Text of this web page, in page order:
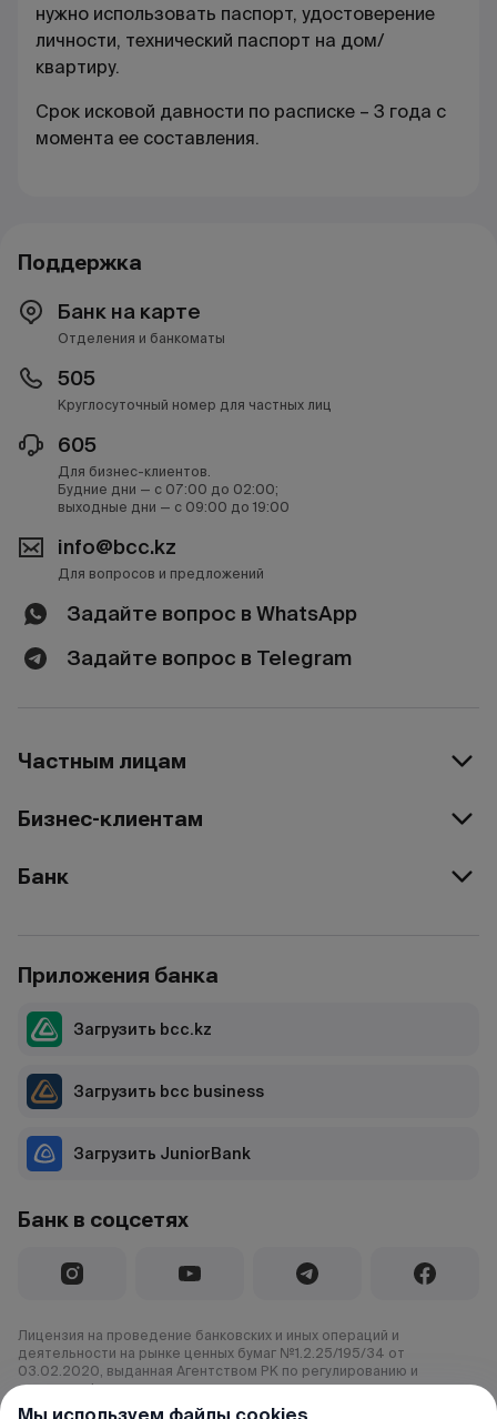
нужно использовать паспорт, удостоверение
личности, технический паспорт на дом/
квартиру.
Срок исковой давности по расписке – 3 года с
момента ее составления.
Поддержка
Банк на карте
Отделения и банкоматы
505
Круглосуточный номер для частных лиц
605
Для бизнес-клиентов.
Будние дни — с 07:00 до 02:00;
выходные дни — с 09:00 до 19:00
info@bcc.kz
Для вопросов и предложений
Задайте вопрос в WhatsApp
Задайте вопрос в Telegram
Частным лицам
Бизнес-клиентам
Банк
Банк в соцсетях
Приложения банка
Загрузить bcc.kz
Загрузить bcc business
Загрузить JuniorBank
Лицензия на проведение банковских и иных операций и
деятельности на рынке ценных бумаг №1.2.25/195/34 от
03.02.2020, выданная Агентством РК по регулированию и
развитию финансового рынка.